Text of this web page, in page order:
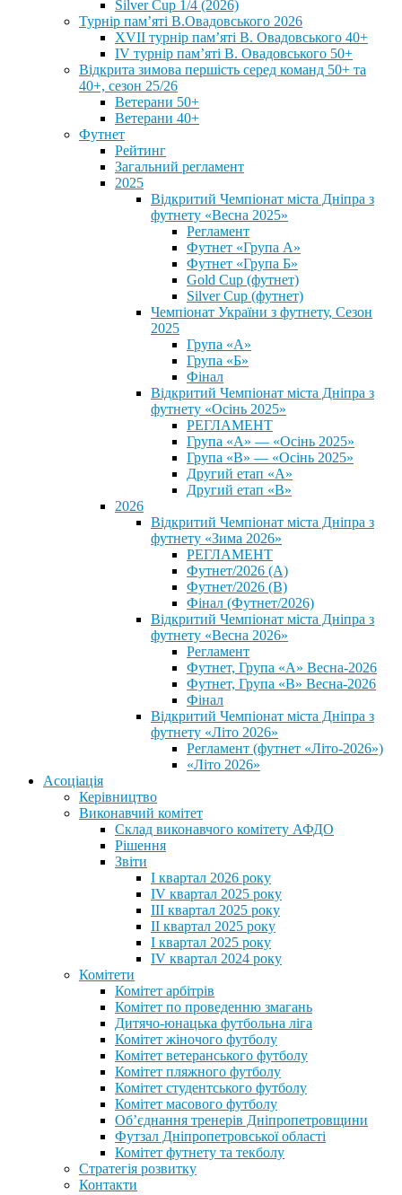
Silver Cup 1/4 (2026)
Турнір пам’яті В.Овадовського 2026
XVII турнір пам’яті В. Овадовського 40+
IV турнір пам’яті В. Овадовського 50+
Відкрита зимова першість серед команд 50+ та
40+, сезон 25/26
Ветерани 50+
Ветерани 40+
Футнет
Рейтинг
Загальний регламент
2025
Відкритий Чемпіонат міста Дніпра з
футнету «Весна 2025»
Регламент
Футнет «Група А»
Футнет «Група Б»
Gold Cup (футнет)
Silver Cup (футнет)
Чемпіонат України з футнету, Сезон
2025
Група «А»
Група «Б»
Фінал
Відкритий Чемпіонат міста Дніпра з
футнету «Осінь 2025»
РЕГЛАМЕНТ
Група «А» — «Осінь 2025»
Група «В» — «Осінь 2025»
Другий етап «А»
Другий етап «В»
2026
Відкритий Чемпіонат міста Дніпра з
футнету «Зима 2026»
РЕГЛАМЕНТ
Футнет/2026 (А)
Футнет/2026 (В)
Фінал (Футнет/2026)
Відкритий Чемпіонат міста Дніпра з
футнету «Весна 2026»
Регламент
Футнет, Група «А» Весна-2026
Футнет, Група «В» Весна-2026
Фінал
Відкритий Чемпіонат міста Дніпра з
футнету «Літо 2026»
Регламент (футнет «Літо-2026»)
«Літо 2026»
Асоціація
Керівництво
Виконавчий комітет
Склад виконавчого комітету АФДО
Рішення
Звіти
I квартал 2026 року
IV квартал 2025 року
III квартал 2025 року
II квартал 2025 року
I квартал 2025 року
IV квартал 2024 року
Комітети
Комітет арбітрів
Комітет по проведенню змагань
Дитячо-юнацька футбольна ліга
Комітет жіночого футболу
Комітет ветеранського футболу
Комітет пляжного футболу
Комітет студентського футболу
Комітет масового футболу
Обʼєднання тренерів Дніпропетровщини
Футзал Дніпропетровської області
Комітет футнету та текболу
Стратегія розвитку
Контакти